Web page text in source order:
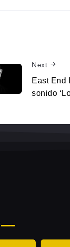
Next
East End
sonido